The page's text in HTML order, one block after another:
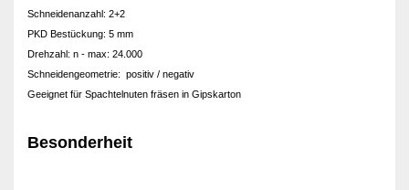
Schneidenanzahl: 2+2
PKD Bestückung: 5 mm
Drehzahl: n - max: 24.000
Schneidengeometrie: positiv / negativ
Geeignet für Spachtelnuten fräsen in Gipskarton
Besonderheit